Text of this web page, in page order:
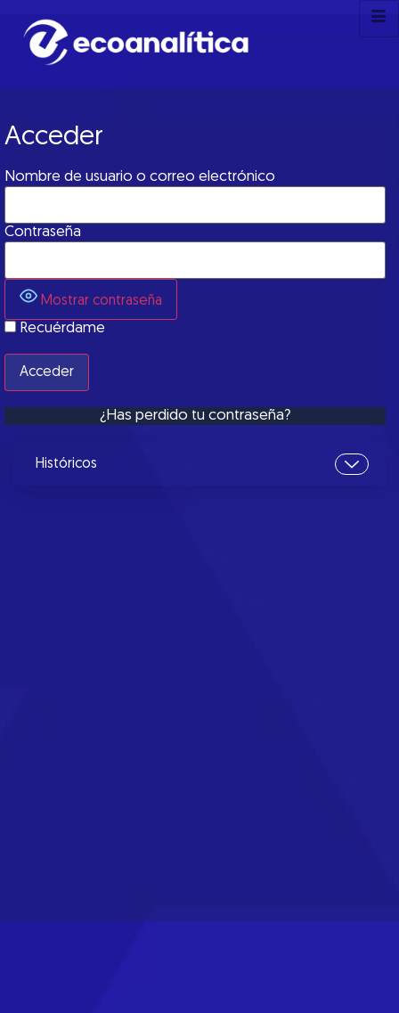
Acceder
Nombre de usuario o correo electrónico
Contraseña
Mostrar contraseña
Recuérdame
¿Has perdido tu contraseña?
Históricos